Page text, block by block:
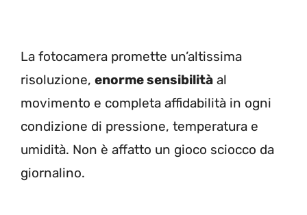
La fotocamera promette un’altissima
risoluzione, enorme sensibilità al
movimento e completa affidabilità in ogni
condizione di pressione, temperatura e
umidità. Non è affatto un gioco sciocco da
giornalino.